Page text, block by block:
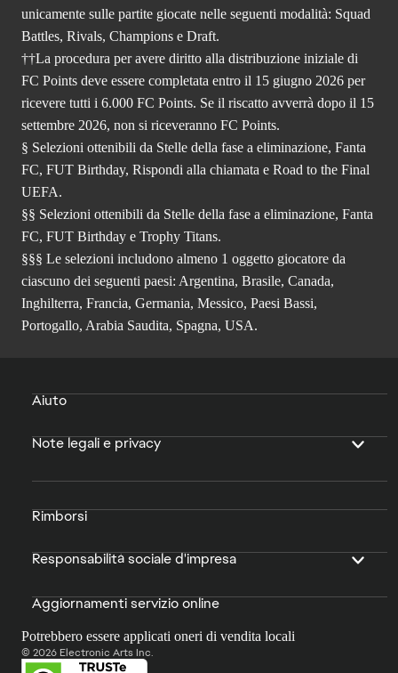
unicamente sulle partite giocate nelle seguenti modalità: Squad
Battles, Rivals, Champions e Draft.
††La procedura per avere diritto alla distribuzione iniziale di
FC Points deve essere completata entro il 15 giugno 2026 per
ricevere tutti i 6.000 FC Points. Se il riscatto avverrà dopo il 15
settembre 2026, non si riceveranno FC Points.
§ Selezioni ottenibili da Stelle della fase a eliminazione, Fanta
FC, FUT Birthday, Rispondi alla chiamata e Road to the Final
UEFA.
§§ Selezioni ottenibili da Stelle della fase a eliminazione, Fanta
FC, FUT Birthday e Trophy Titans.
§§§ Le selezioni includono almeno 1 oggetto giocatore da
ciascuno dei seguenti paesi: Argentina, Brasile, Canada,
Inghilterra, Francia, Germania, Messico, Paesi Bassi,
Portogallo, Arabia Saudita, Spagna, USA.
Aiuto
Note legali e privacy
Rimborsi
Responsabilità sociale d'impresa
Aggiornamenti servizio online
Potrebbero essere applicati oneri di vendita locali
© 2026 Electronic Arts Inc.